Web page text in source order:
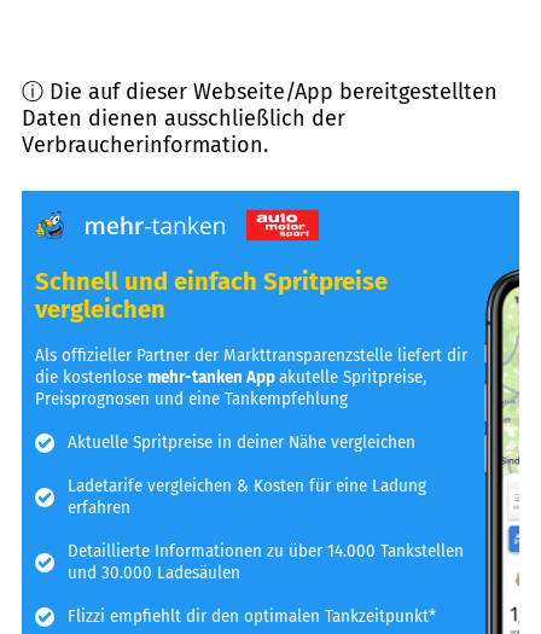
ⓘ Die auf dieser Webseite/App bereitgestellten
Daten dienen ausschließlich der
Verbraucherinformation.
Schnell und einfach Spritpreise
vergleichen
Als offizieller Partner der Markttransparenzstelle liefert dir
die kostenlosemehr-tanken Appakutelle Spritpreise,
Preisprognosen und eine Tankempfehlung
Aktuelle Spritpreise in deiner Nähe vergleichen
Ladetarife vergleichen & Kosten für eine Ladung
erfahren
Detaillierte Informationen zu über 14.000 Tankstellen
und 30.000 Ladesäulen
Flizzi empfiehlt dir den optimalen Tankzeitpunkt*